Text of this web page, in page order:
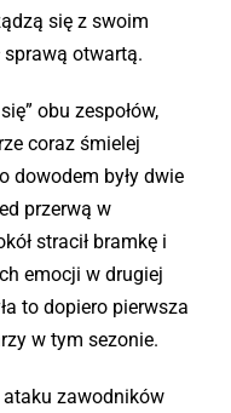
się z swoim
sprawą otwartą.
obu zespołów,
coraz śmielej
dowodem były dwie
przerwą w
stracił bramkę i
emocji w drugiej
to dopiero pierwsza
w tym sezonie.
ataku zawodników